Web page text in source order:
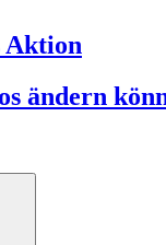
Aktion
ändern